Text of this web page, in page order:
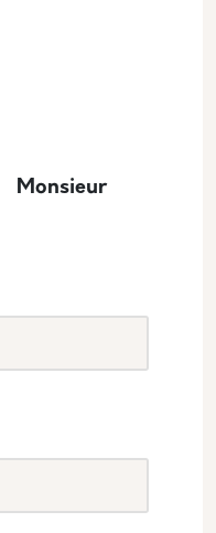
Monsieur